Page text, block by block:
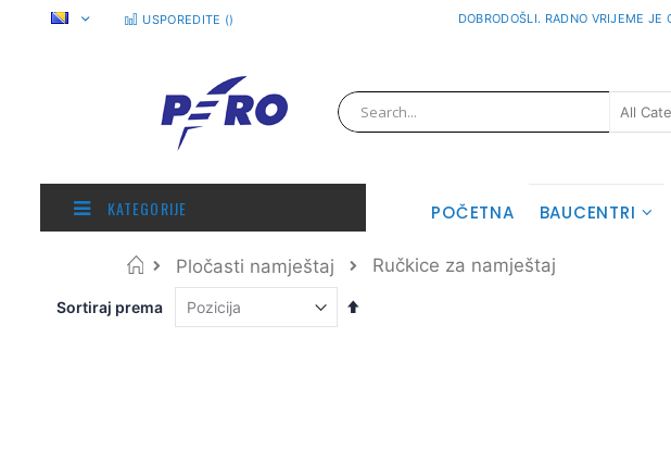
Preskoči
DOBRODOŠLI. RADNO VRIJEME
USPOREDITE ()
Pretraživanje
KATEGORIJE POČETNA BAUCENTRI
Početna
Pločasti namještaj Ručkice za namještaj
Sortiraj prema
Postavite